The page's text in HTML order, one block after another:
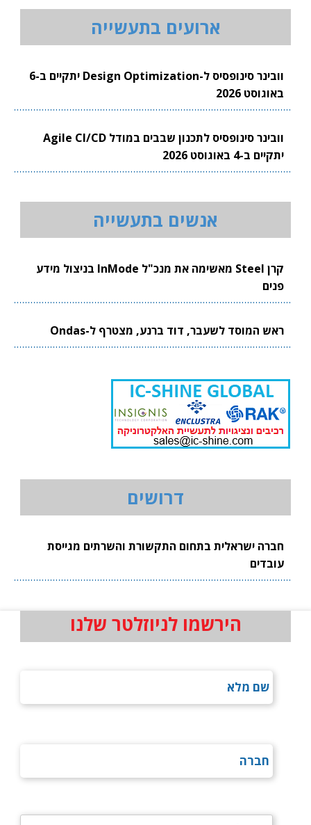
ארועים בתעשייה
וובינר סינופסיס ל-Design Optimization יתקיים ב-6
באוגוסט 2026
וובינר סינופסיס לתכנון שבבים במודל Agile CI/CD
יתקיים ב-4 באוגוסט 2026
אנשים בתעשייה
קרן Steel מאשימה את מנכ"ל InMode בניצול מידע
פנים
ראש המוסד לשעבר, דוד ברנע, מצטרף ל-Ondas
דרושים
חברה ישראלית בתחום התקשורת והשרתים מגייסת
עובדים
הירשמו לניוזלטר שלנו